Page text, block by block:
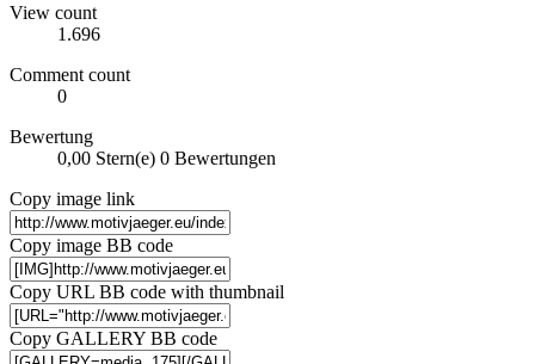
View count
1.696
Comment count
0
Bewertung
0,00 Stern(e) 0 Bewertungen
Copy image link
Copy image BB code
Copy URL BB code with thumbnail
Copy GALLERY BB code